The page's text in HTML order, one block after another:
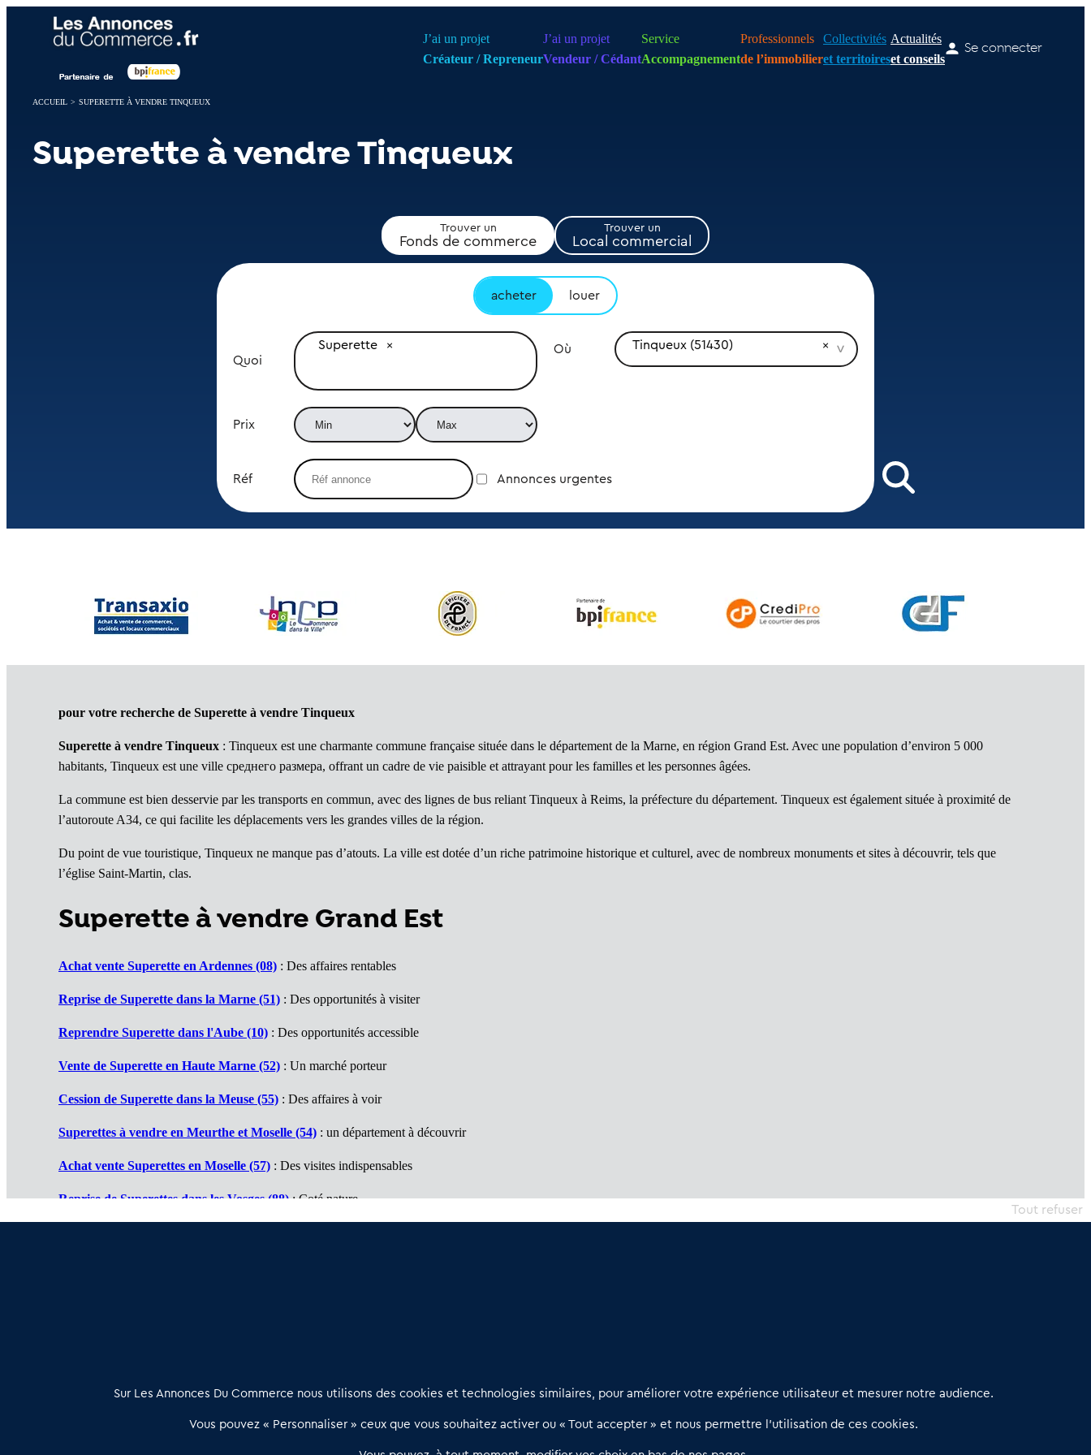
J’ai un projet
Créateur / Repreneur
J’ai un projet
Vendeur / Cédant
Service
Accompagnement
Professionnels
de l’immobilier
Collectivités
et territoires
Actualités
et conseils
Se connecter
ACCUEIL > SUPERETTE À VENDRE TINQUEUX
Superette à vendre Tinqueux
Trouver un
Fonds de commerce
Trouver un
Local commercial
acheter louer
Quoi
Superette Où Tinqueux (51430)
Prix
Réf Annonces urgentes
pour votre recherche de Superette à vendre Tinqueux
Superette à vendre Tinqueux : Tinqueux est une charmante commune française située dans le département de la Marne, en région Grand Est. Avec une population d’environ 5 000
habitants, Tinqueux est une ville среднего размера, offrant un cadre de vie paisible et attrayant pour les familles et les personnes âgées.
La commune est bien desservie par les transports en commun, avec des lignes de bus reliant Tinqueux à Reims, la préfecture du département. Tinqueux est également située à proximité de
l’autoroute A34, ce qui facilite les déplacements vers les grandes villes de la région.
Du point de vue touristique, Tinqueux ne manque pas d’atouts. La ville est dotée d’un riche patrimoine historique et culturel, avec de nombreux monuments et sites à découvrir, tels que
l’église Saint-Martin, clas.
Superette à vendre Grand Est
Achat vente Superette en Ardennes (08) : Des affaires rentables
Reprise de Superette dans la Marne (51) : Des opportunités à visiter
Reprendre Superette dans l'Aube (10) : Des opportunités accessible
Vente de Superette en Haute Marne (52) : Un marché porteur
Cession de Superette dans la Meuse (55) : Des affaires à voir
Superettes à vendre en Meurthe et Moselle (54) : un département à découvrir
Achat vente Superettes en Moselle (57) : Des visites indispensables
Reprise de Superettes dans les Vosges (88): Coté nature
relation qualifiée conçu pour les acteurs de l’immobilier commercial
02 54 56 03 17
Contactez-nous
Panneau de gestion des cookies
Sur Les Annonces Du Commerce nous utilisons des cookies et technologies similaires, pour améliorer votre expérience utilisateur et mesurer notre audience.
Vous pouvez « Personnaliser » ceux que vous souhaitez activer ou « Tout accepter » et nous permettre l’utilisation de ces cookies.
Tout refuser